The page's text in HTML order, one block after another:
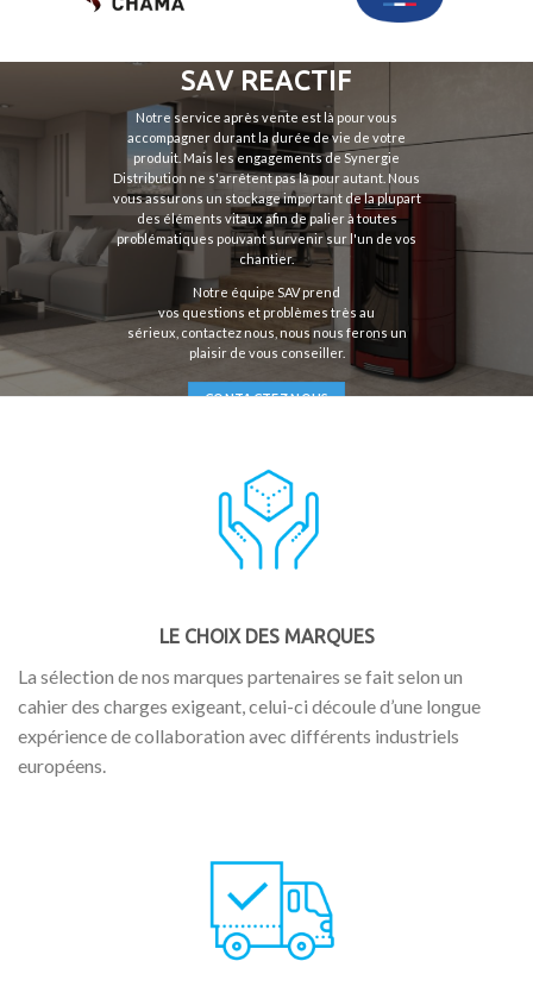
SAV REACTIF
Notre service après vente est là pour vous
accompagner durant la durée de vie de votre
produit. Mais les engagements de Synergie
Distribution ne s'arrêtent pas là pour autant. Nous
vous assurons un stockage important de la plupart
des éléments vitaux afin de palier à toutes
problématiques pouvant survenir sur l'un de vos
chantier.
Notre équipe SAV prend
vos questions et problèmes très au
sérieux, contactez nous, nous nous ferons un
plaisir de vous conseiller.
CONTACTEZ NOUS
LE CHOIX DES MARQUES
La sélection de nos marques partenaires se fait selon un
cahier des charges exigeant, celui-ci découle d’une longue
expérience de collaboration avec différents industriels
européens.